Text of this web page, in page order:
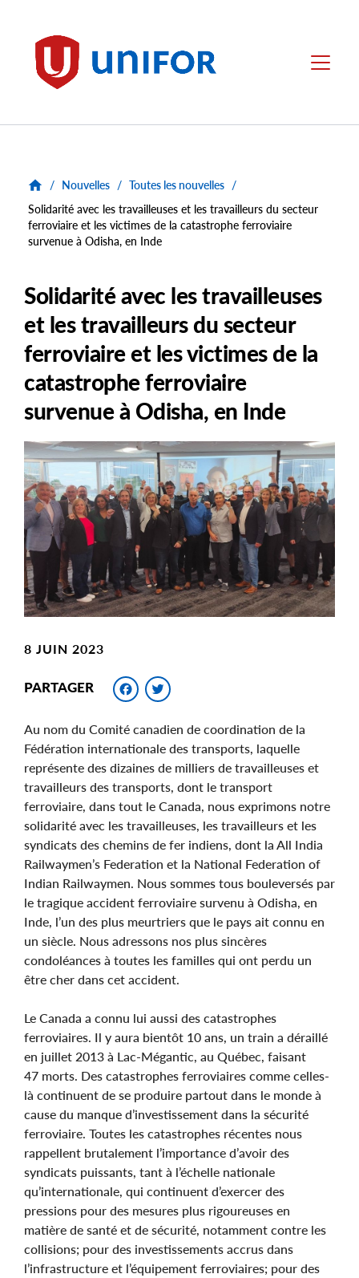
Unifor Menu
/ Nouvelles / Toutes les nouvelles /
Solidarité avec les travailleuses et les travailleurs du secteur
ferroviaire et les victimes de la catastrophe ferroviaire
survenue à Odisha, en Inde
Solidarité avec les travailleuses
et les travailleurs du secteur
ferroviaire et les victimes de la
catastrophe ferroviaire
survenue à Odisha, en Inde
Main
Image
Image
8 JUIN 2023
PARTAGER Facebook
Au nom du Comité canadien de coordination de la
Fédération internationale des transports, laquelle
représente des dizaines de milliers de travailleuses et
travailleurs des transports, dont le transport
ferroviaire, dans tout le Canada, nous exprimons notre
solidarité avec les travailleuses, les travailleurs et les
syndicats des chemins de fer indiens, dont la All India
Railwaymen’s Federation et la National Federation of
Indian Railwaymen. Nous sommes tous bouleversés par
le tragique accident ferroviaire survenu à Odisha, en
Inde, l’un des plus meurtriers que le pays ait connu en
un siècle. Nous adressons nos plus sincères
condoléances à toutes les familles qui ont perdu un
être cher dans cet accident.
Le Canada a connu lui aussi des catastrophes
ferroviaires. Il y aura bientôt 10 ans, un train a déraillé
en juillet 2013 à Lac-Mégantic, au Québec, faisant
47 morts. Des catastrophes ferroviaires comme celles-
là continuent de se produire partout dans le monde à
cause du manque d’investissement dans la sécurité
ferroviaire. Toutes les catastrophes récentes nous
rappellent brutalement l’importance d’avoir des
syndicats puissants, tant à l’échelle nationale
qu’internationale, qui continuent d’exercer des
pressions pour des mesures plus rigoureuses en
matière de santé et de sécurité, notamment contre les
collisions; pour des investissements accrus dans
l’infrastructure et l’équipement ferroviaires; pour des